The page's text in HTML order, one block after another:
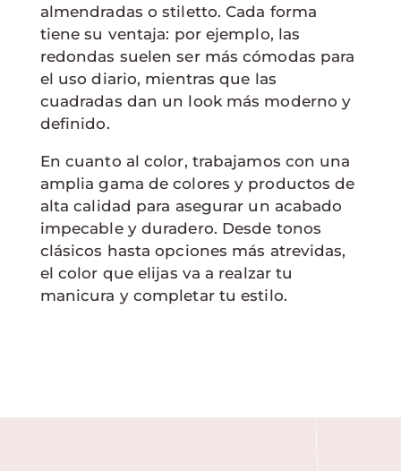
almendradas o stiletto. Cada forma
tiene su ventaja: por ejemplo, las
redondas suelen ser más cómodas para
el uso diario, mientras que las
cuadradas dan un look más moderno y
definido.
En cuanto al color, trabajamos con una
amplia gama de colores y productos de
alta calidad para asegurar un acabado
impecable y duradero. Desde tonos
clásicos hasta opciones más atrevidas,
el color que elijas va a realzar tu
manicura y completar tu estilo.